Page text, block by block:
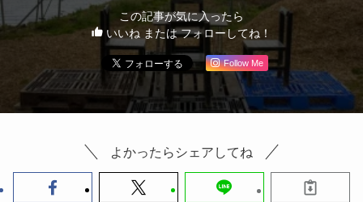
この記事が気に入ったら
いいね または フォローしてね！
Follow Me
よかったらシェアしてね